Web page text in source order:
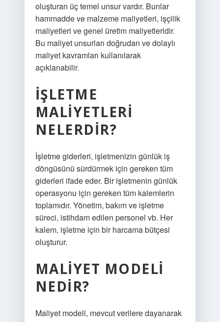
oluşturan üç temel unsur vardır. Bunlar
hammadde ve malzeme maliyetleri, işçilik
maliyetleri ve genel üretim maliyetleridir.
Bu maliyet unsurları doğrudan ve dolaylı
maliyet kavramları kullanılarak
açıklanabilir.
İŞLETME
MALIYETLERI
NELERDIR?
İşletme giderleri, işletmenizin günlük iş
döngüsünü sürdürmek için gereken tüm
giderleri ifade eder. Bir işletmenin günlük
operasyonu için gereken tüm kalemlerin
toplamıdır. Yönetim, bakım ve işletme
süreci, istihdam edilen personel vb. Her
kalem, işletme için bir harcama bütçesi
oluşturur.
MALIYET MODELI
NEDIR?
Maliyet modeli, mevcut verilere dayanarak